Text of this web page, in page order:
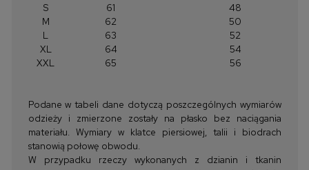
S 61
48
M
62
50
L
63
52
XL
64
54
XXL
65 56
Podane w tabeli dane dotyczą poszczególnych wymiarów
odzieży i zmierzone zostały na płasko bez naciągania
materiału. Wymiary w klatce piersiowej, talii i biodrach
stanowią połowę obwodu.
W przypadku rzeczy wykonanych z dzianin i tkanin